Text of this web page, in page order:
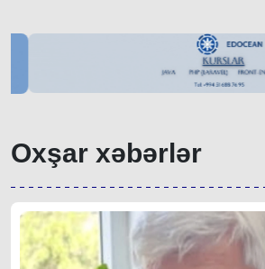
Oxşar xəbərlər